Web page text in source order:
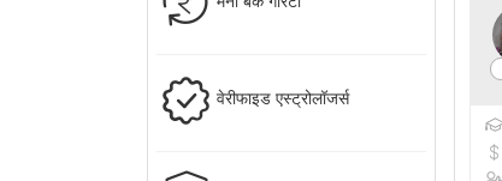
वेरीफाइड एस्ट्रोलॉजर्स